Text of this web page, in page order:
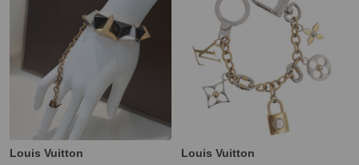
Louis Vuitton Louis Vuitton